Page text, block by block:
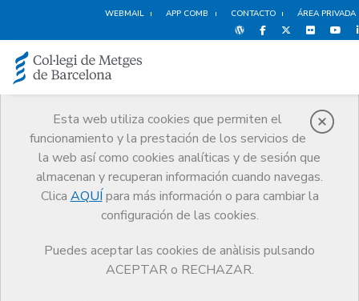
WEBMAIL APP COMB CONTACTO ÁREA PRIVADA
Esta web utiliza cookies que permiten el
funcionamiento y la prestación de los servicios de
la web así como cookies analíticas y de sesión que
almacenan y recuperan información cuando navegas.
Clica AQUÍ para más información o para cambiar la
configuración de las cookies.
Puedes aceptar las cookies de anàlisis pulsando
ACEPTAR o RECHAZAR.
Noticias
Comunicación
Noticias
Jornada en el CoMB sobre ciberseguridad en el entorno sanitario.
Disponible